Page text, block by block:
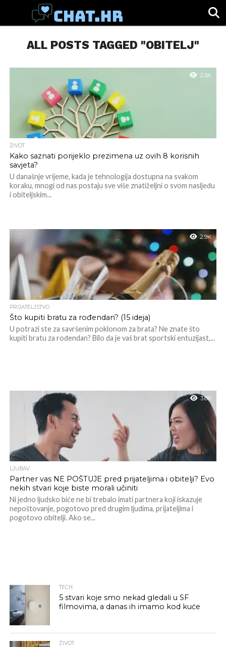
CHAT.HR
ZABAVA
ŽIVOT
VIRALNO
ALL POSTS TAGGED "OBITELJ"
2.5K
ŽIVOT
Kako saznati porijeklo prezimena uz ovih 8 korisnih
savjeta?
U današnje vrijeme, kada je tehnologija dostupna na svakom
koraku, mnogi od nas postaju sve više znatiželjni o svom nasljeđu
i obiteljskim...
2.9K
PRIJATELJSTVO
Što kupiti bratu za rođendan? (15 ideja)
U potrazi ste za savršenim poklonom za brata? Ne znate što
kupiti bratu za rođendan? Bilo da je vaš brat sportski entuzijast,...
3.8K
LJUBAV
Partner vas NE POŠTUJE pred prijateljima i obitelji? Evo
nekih stvari koje biste morali učiniti
Ni jedno ljudsko biće ne bi trebalo imati partnera koji iskazuje
nepoštovanje, pogotovo pred drugim ljudima, prijateljima i
pogotovo obitelji. Ako se...
TECH
5 stvari koje smo nekad gledali u SF
filmovima, a danas ih imamo kod kuće
ŽIVOT